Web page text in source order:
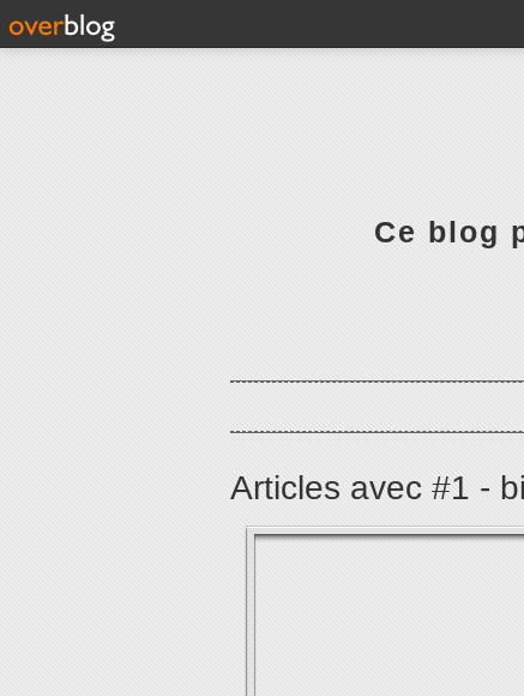
Ce blog
Articles avec #1 -